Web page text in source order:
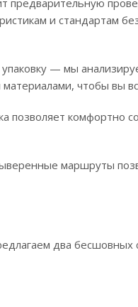
предварительную
и стандартам
— мы
чтобы вы
позволяет комфортно
маршруты
два бесшовных